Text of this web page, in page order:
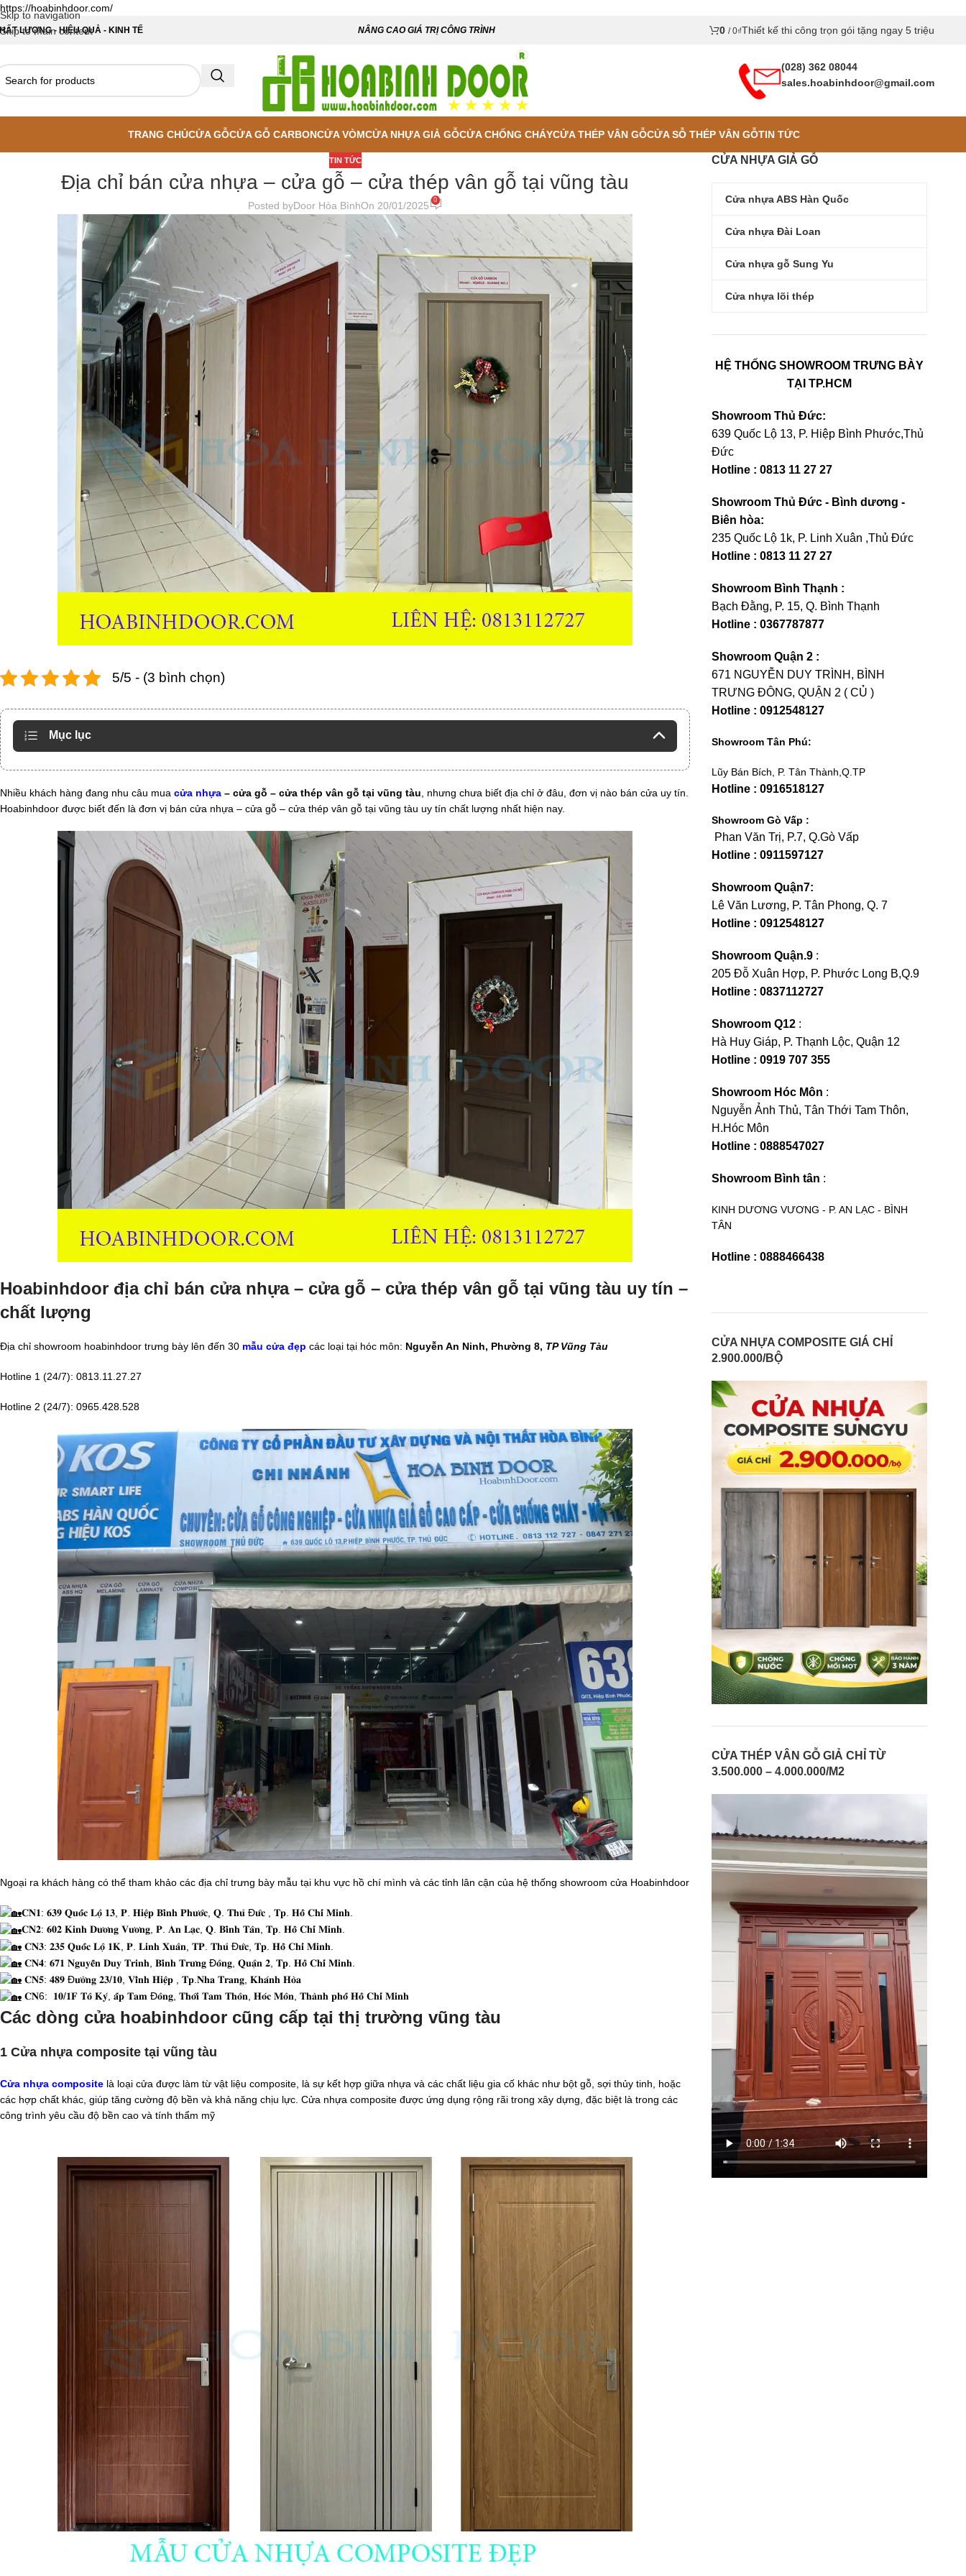
https://hoabinhdoor.com/
Skip to navigation
Skip to main content
LƯỢNG - HIỆU QUẢ - KINH TẾ NÂNG CAO GIÁ TRỊ CÔNG TRÌNH 0 / 0₫Thiết kế thi công trọn gói tặng ngay 5 triệu
(028) 362 08044
sales.hoabinhdoor@gmail.com
TRANG CHỦCỬA GỖCỬA GỖ CARBONCỬA VÒMCỬA NHỰA GIẢ GỖCỬA CHỐNG CHÁYCỬA THÉP VÂN GỖCỬA SỖ THÉP VÂN GỖTIN TỨC
TIN TỨC
Địa chỉ bán cửa nhựa – cửa gỗ – cửa thép vân gỗ tại vũng tàu
Posted byDoor Hòa BìnhOn 20/01/2025 0
5/5 - (3 bình chọn)
Mục lục
Nhiều khách hàng đang nhu câu mua cửa nhựa – cửa gỗ – cửa thép vân gỗ tại vũng tàu , nhưng chưa biết địa chỉ ở đâu, đơn vị nào bán cửa uy tín.
Hoabinhdoor được biết đến là đơn vị bán cửa nhựa – cửa gỗ – cửa thép vân gỗ tại vũng tàu uy tín chất lượng nhất hiện nay.
Hoabinhdoor địa chỉ bán cửa nhựa – cửa gỗ – cửa thép vân gỗ tại vũng tàu uy tín –
chất lượng
Địa chỉ showroom hoabinhdoor trưng bày lên đến 30 mẫu cửa đẹp các loại tại hóc môn: Nguyễn An Ninh, Phường 8, TP Vũng Tàu
Hotline 1 (24/7): 0813.11.27.27
Hotline 2 (24/7): 0965.428.528
Ngoại ra khách hàng có thể tham khảo các địa chỉ trưng bày mẫu tại khu vực hồ chí mình và các tỉnh lân cận của hệ thống showroom cửa Hoabinhdoor
𝐂𝐍𝟏: 𝟔𝟑𝟗 𝐐𝐮𝐨̂́𝐜 𝐋𝐨̣̂ 𝟏𝟑, 𝐏. 𝐇𝐢𝐞̣̂𝐩 𝐁𝐢̀𝐧𝐡 𝐏𝐡𝐮̛𝐨̛́𝐜, 𝐐. 𝐓𝐡𝐮̉ Đ𝐮̛́𝐜 , 𝐓𝐩. 𝐇𝐨̂̀ 𝐂𝐡𝐢́ 𝐌𝐢𝐧𝐡.
𝐂𝐍𝟐: 𝟔𝟎𝟐 𝐊𝐢𝐧𝐡 𝐃𝐮̛𝐨̛𝐧𝐠 𝐕𝐮̛𝐨̛𝐧𝐠, 𝐏. 𝐀𝐧 𝐋𝐚̣𝐜, 𝐐. 𝐁𝐢̀𝐧𝐡 𝐓𝐚̂𝐧, 𝐓𝐩. 𝐇𝐨̂̀ 𝐂𝐡𝐢́ 𝐌𝐢𝐧𝐡.
𝐂𝐍𝟑: 𝟐𝟑𝟓 𝐐𝐮𝐨̂́𝐜 𝐋𝐨̣̂ 𝟏𝐊, 𝐏. 𝐋𝐢𝐧𝐡 𝐗𝐮𝐚̂𝐧, 𝐓𝐏. 𝐓𝐡𝐮̉ Đ𝐮̛́𝐜, 𝐓𝐩. 𝐇𝐨̂̀ 𝐂𝐡𝐢́ 𝐌𝐢𝐧𝐡.
𝐂𝐍𝟒: 𝟔𝟕𝟏 𝐍𝐠𝐮𝐲𝐞̂̃𝐧 𝐃𝐮𝐲 𝐓𝐫𝐢𝐧𝐡, 𝐁𝐢̀𝐧𝐡 𝐓𝐫𝐮̛𝐧𝐠 Đ𝐨̂𝐧𝐠, 𝐐𝐮𝐚̣̂𝐧 𝟐, 𝐓𝐩. 𝐇𝐨̂̀ 𝐂𝐡𝐢́ 𝐌𝐢𝐧𝐡.
𝐂𝐍𝟓: 𝟒𝟖𝟗 Đ𝐮̛𝐨̛̀𝐧𝐠 𝟐𝟑/𝟏𝟎, 𝐕𝐢̃𝐧𝐡 𝐇𝐢𝐞̣̂𝐩 , 𝐓𝐩.𝐍𝐡𝐚 𝐓𝐫𝐚𝐧𝐠, 𝐊𝐡𝐚́𝐧𝐡 𝐇𝐨̀𝐚
𝐂𝐍6: 𝟏𝟎/𝟏𝐅 𝐓𝐨̂ 𝐊𝐲́, 𝐚̂́𝐩 𝐓𝐚𝐦 Đ𝐨̂𝐧𝐠, 𝐓𝐡𝐨̛́𝐢 𝐓𝐚𝐦 𝐓𝐡𝐨̂𝐧, 𝐇𝐨́𝐜 𝐌𝐨̂𝐧, 𝐓𝐡𝐚̀𝐧𝐡 𝐩𝐡𝐨̂́ 𝐇𝐨̂̀ 𝐂𝐡𝐢́ 𝐌𝐢𝐧𝐡
Các dòng cửa hoabinhdoor cũng cấp tại thị trường vũng tàu
1 Cửa nhựa composite tại vũng tàu
Cửa nhựa composite là loại cửa được làm từ vật liệu composite, là sự kết hợp giữa nhựa và các chất liệu gia cố khác như bột gỗ, sợi thủy tinh, hoặc
các hợp chất khác, giúp tăng cường độ bền và khả năng chịu lực. Cửa nhựa composite được ứng dụng rộng rãi trong xây dựng, đặc biệt là trong các
công trình yêu cầu độ bền cao và tính thẩm mỹ
CỬA NHỰA GIẢ GỖ
Cửa nhựa ABS Hàn Quốc
Cửa nhựa Đài Loan
Cửa nhựa gỗ Sung Yu
Cửa nhựa lõi thép
HỆ THỐNG SHOWROOM TRƯNG BÀY
TẠI TP.HCM
Showroom Thủ Đức:
639 Quốc Lộ 13, P. Hiệp Bình Phước,Thủ
Đức
Hotline : 0813 11 27 27
Showroom Thủ Đức - Bình dương -
Biên hòa:
235 Quốc Lộ 1k, P. Linh Xuân ,Thủ Đức
Hotline : 0813 11 27 27
Showroom Bình Thạnh :
Bạch Đằng, P. 15, Q. Bình Thạnh
Hotline : 0367787877
Showroom Quận 2 :
671 NGUYỄN DUY TRÌNH, BÌNH
TRƯNG ĐÔNG, QUẬN 2 ( CỦ )
Hotline : 0912548127
Showroom Tân Phú:
Lũy Bán Bích, P. Tân Thành,Q.TP
Hotline : 0916518127
Showroom Gò Vấp :
Phan Văn Trị, P.7, Q.Gò Vấp
Hotline : 0911597127
Showroom Quận7:
Lê Văn Lương, P. Tân Phong, Q. 7
Hotline : 0912548127
Showroom Quận.9 :
205 Đỗ Xuân Hợp, P. Phước Long B,Q.9
Hotline : 0837112727
Showroom Q12 :
Hà Huy Giáp, P. Thạnh Lộc, Quận 12
Hotline : 0919 707 355
Showroom Hóc Môn :
Nguyễn Ảnh Thủ, Tân Thới Tam Thôn,
H.Hóc Môn
Hotline : 0888547027
Showroom Bình tân :
KINH DƯƠNG VƯƠNG - P. AN LẠC - BÌNH
TÂN
Hotline : 0888466438
CỬA NHỰA COMPOSITE GIÁ CHỈ
2.900.000/BỘ
CỬA THÉP VÂN GỖ GIẢ CHỈ TỪ
3.500.000 – 4.000.000/M2